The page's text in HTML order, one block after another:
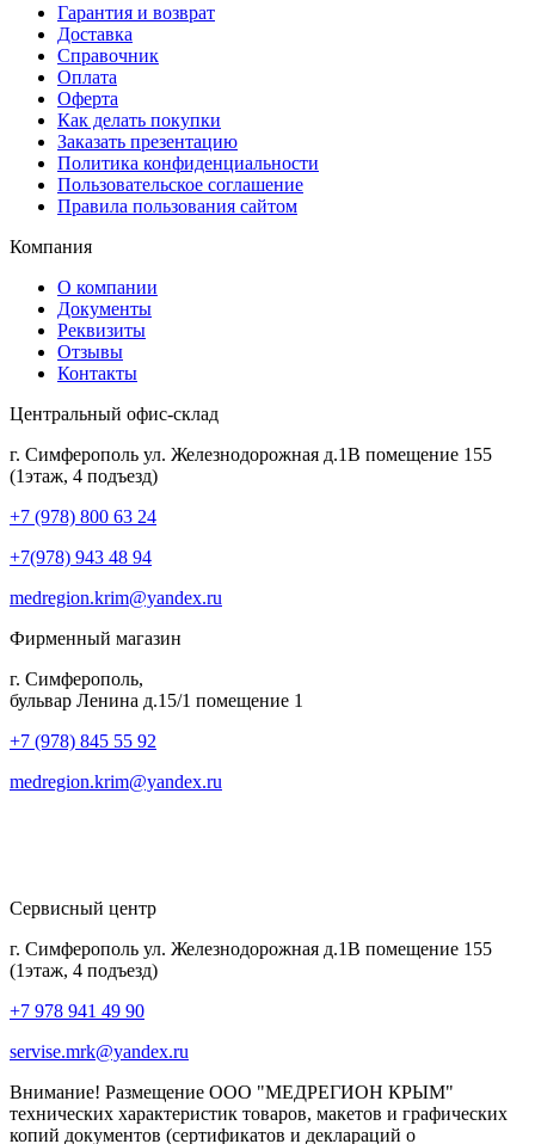
Гарантия и возврат
Доставка
Справочник
Оплата
Оферта
Как делать покупки
Заказать презентацию
Политика конфиденциальности
Пользовательское соглашение
Правила пользования сайтом
Компания
О компании
Документы
Реквизиты
Отзывы
Контакты
Центральный офис-склад
г. Симферополь ул. Железнодорожная д.1В помещение 155
(1этаж, 4 подъезд)
+7 (978) 800 63 24
+7(978) 943 48 94
medregion.krim@yandex.ru
Фирменный магазин
г. Симферополь,
бульвар Ленина д.15/1 помещение 1
+7 (978) 845 55 92
medregion.krim@yandex.ru
Сервисный центр
г. Симферополь ул. Железнодорожная д.1В помещение 155
(1этаж, 4 подъезд)
+7 978 941 49 90
servise.mrk@yandex.ru
Внимание! Размещение ООО "МЕДРЕГИОН КРЫМ"
технических характеристик товаров, макетов и графических
копий документов (сертификатов и деклараций о